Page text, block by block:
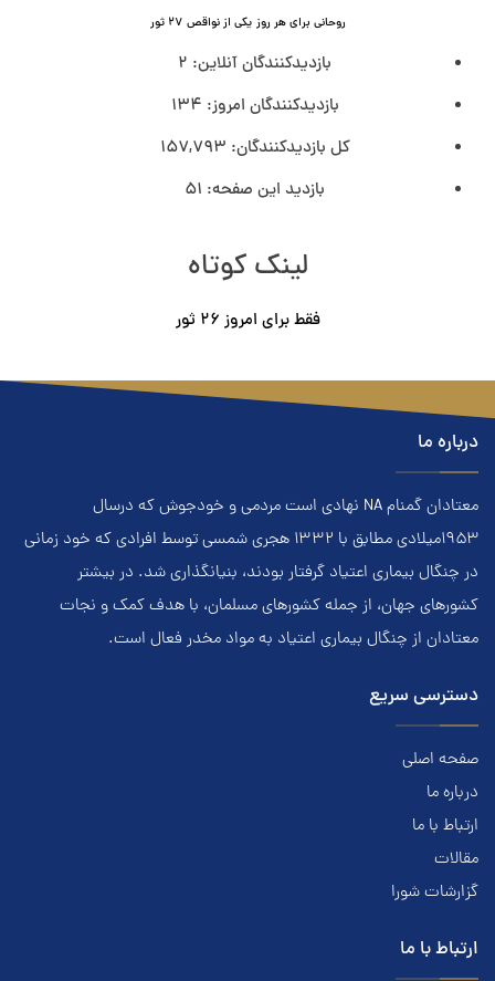
روحانی برای هر روز یکی از نواقص ۲۷ ثور
بازدیدکنندگان آنلاین: 2
بازدیدکنندگان امروز: 134
کل بازدیدکنند‌گان: 157,793
بازدید این صفحه: 51
لینک کوتاه
فقط برای امروز ٢۶ ثور
درباره ما
معتادان گمنام NA نهادي است مردمي و خودجوش که درسال
۱۹۵۳ميلادي مطابق با ۱۳۳۲ هجري‌ شمسي توسط افرادي که خود زماني
در چنگال بیماری اعتياد گرفتار بودند، بنيانگذاري شد. در بيشتر
کشور‌هاي جهان، از جمله کشور‌هاي مسلمان، با هدف کمک و نجات
معتادان از چنگال بیماری اعتياد به مواد مخدر فعال است.
دسترسی سریع
صفحه اصلی
درباره ما
ارتباط با ما
مقالات
گزارشات شورا
ارتباط با ما